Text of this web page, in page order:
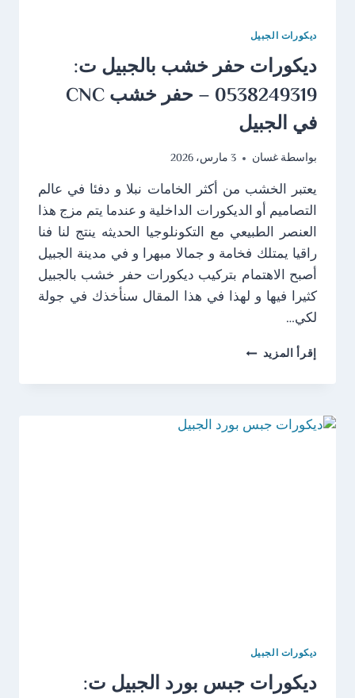
ديكورات الجبيل
ديكورات حفر خشب بالجبيل ت:
0538249319 – حفر خشب CNC
في الجبيل
بواسطةغسان 3 مارس، 2026
يعتبر الخشب من أكثر الخامات نبلا و دفئا في عالم
التصاميم أو الديكورات الداخلية و عندما يتم مزج هذا
العنصر الطبيعي مع التكونلوجيا الحديثه ينتج لنا فنا
راقيا يمتلك فخامة و جمالا مبهرا و في مدينة الجبيل
أصبح الاهتمام بتركيب ديكورات حفر خشب بالجبيل
كثيرا فيها و لهذا في هذا المقال سنأخذك في جولة
لكي…
إقرأ المزيدديكورات
خشب
0538249319
ديكورات الجبيل
ديكورات جبس بورد الجبيل ت: